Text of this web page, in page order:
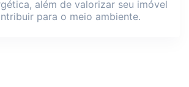
além de valorizar seu imóvel
para o meio ambiente.